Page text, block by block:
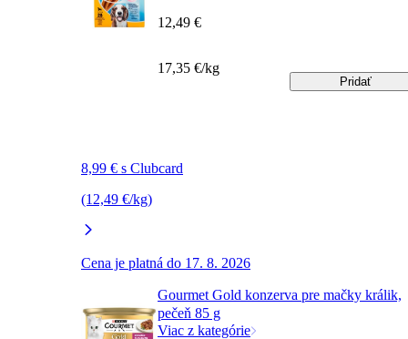
8,99 € s Clubcard
(12,49 €/kg)
Cena je platná do 17. 8. 2026
12,49 €
17,35 €/kg
Pridať
Gourmet Gold konzerva pre mačky králik,
pečeň 85 g
Viac z kategórie